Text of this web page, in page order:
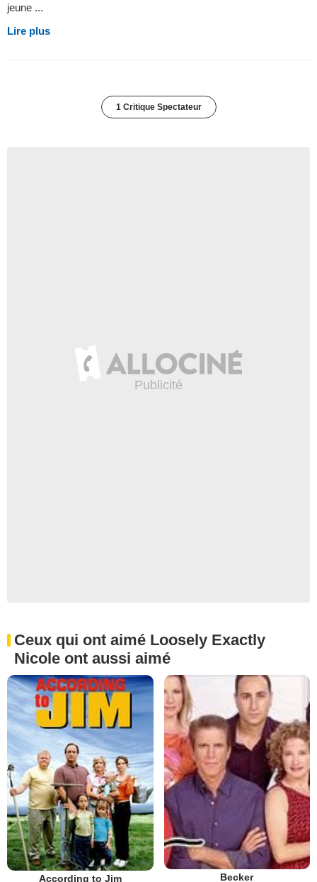
jeune ...
Lire plus
1 Critique Spectateur
Ceux qui ont aimé Loosely Exactly
Nicole ont aussi aimé
According to Jim Becker